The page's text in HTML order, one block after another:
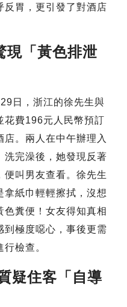
反胃，更引發了對酒店
現「黃色排泄
日，浙江的徐先生與
花費196元人民幣預訂
。兩人在中午辦理入
洗完澡後，她發現反著
便叫男友查看。徐先生
拿紙巾輕輕擦拭，沒想
色糞便！女友得知真相
到極度噁心，事後更需
檢查。
疑住客「自導